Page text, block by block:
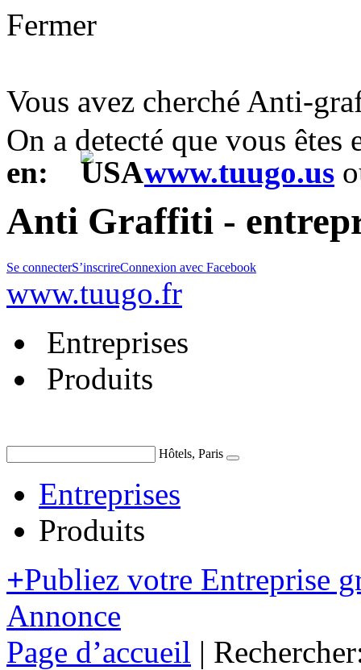
Fermer
Vous avez cherché Anti-
On a detecté que vous
en:
www.tuugo.us
Anti Graffiti -
Se connecterS’inscrireConnexion avec Facebook
www.tuugo.fr
Entreprises
Produits
Hôtels, Paris
Entreprises
Produits
+Publiez votre Entreprise
Annonce
Page d’accueil |